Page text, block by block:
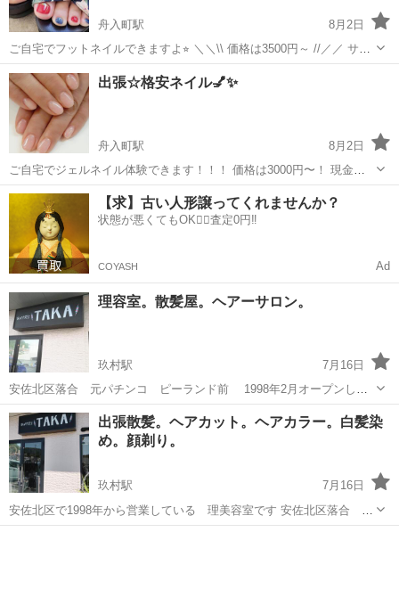
舟入町駅
8月2日
ご自宅でフットネイルできますよ⭐︎ ＼＼\\ 価格は3500円～ //／／ サロ
ンだと、 〝うちの子が騒いだり…〟 とか 〝長く外出するのは難しい
んだよね…〟 というお声にお答えできませんでしたが。 出張ネイルな
ら！！...
広島 広島市 舟入町駅 ネイル
出張☆格安ネイル💅✨
舟入町駅
8月2日
ご自宅でジェルネイル体験できます！！！ 価格は3000円〜！ 現金以
外にPayPayでのお支払いも可能です🙆‍♀️ 敷居が高いと思われる方の多
いネイルサロン。 ご自宅でも実はできちゃうんです☆ くつろいで貰い
ながら施...
広島 広島市 舟入町駅 ネイル 格安
【求】古い人形譲ってくれませんか？
状態が悪くてもOK🙆‍♀️査定0円‼️
COYASH Ad
理容室。散髪屋。ヘアーサロン。
玖村駅
7月16日
安佐北区落合 元パチンコ ピーランド前 1998年2月オープンし
て ２7年経ちました。 27周年特別感謝サービス 他 ライン予約な
ど 含め 平日にお得な サービス スタートしました。 送迎サー
ビスも始めました お気軽に...
広島 広島市 玖村駅 ヘアサロン
出張散髪。ヘアカット。ヘアカラー。白髪染
め。顔剃り。
玖村駅
7月16日
安佐北区で1998年から営業している 理美容室です 安佐北区落合 ダ
イレックス高陽店前 東区福田 安佐南区上安 安佐南区八木 他 送